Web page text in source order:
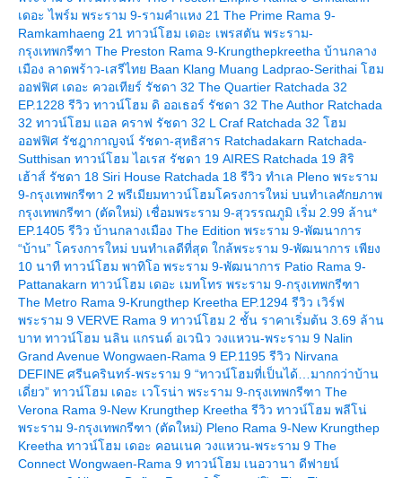
เดอะ ไพร์ม พระราม 9-รามคำแหง 21 The Prime Rama 9-
Ramkamhaeng 21 ทาวน์โฮม เดอะ เพรสตัน พระราม-
กรุงเทพกรีฑา The Preston Rama 9-Krungthepkreetha บ้านกลาง
เมือง ลาดพร้าว-เสรีไทย Baan Klang Muang Ladprao-Serithai ฮม
ออฟฟิศ เดอะ ควอเทียร์ รัชดา 32 The Quartier Ratchada 32
EP.1228 รีวิว ทาวน์โฮม ดิ ออเธอร์ รัชดา 32 The Author Ratchada
32 ทาวน์โฮม แอล คราฟ รัชดา 32 L Craf Ratchada 32 ฮม
ออฟฟิศ รัชฎากาญจน์ รัชดา-สุทธิสาร Ratchadakarn Ratchada-
Sutthisan ทาวน์โฮม ไอเรส รัชดา 19 AIRES Ratchada 19 สิริ
เฮ้าส์ รัชดา 18 Siri House Ratchada 18 รีวิว ทำเล Pleno พระราม
9-กรุงเทพกรีฑา 2 พรีเมียมทาวน์โฮมโครงการใหม่ บนทำเลศักยภาพ
กรุงเทพกรีฑา (ตัดใหม่) เชื่อมพระราม 9-สุวรรณภูมิ เริ่ม 2.99 ล้าน*
EP.1405 รีวิว บ้านกลางเมือง The Edition พระราม 9-พัฒนาการ
“บ้าน” โครงการใหม่ บนทำเลดีที่สุด ใกล้พระราม 9-พัฒนาการ เพียง
10 นาที ทาวน์โฮม พาทิโอ พระราม 9-พัฒนาการ Patio Rama 9-
Pattanakarn ทาวน์โฮม เดอะ เมทโทร พระราม 9-กรุงเทพกรีฑา
The Metro Rama 9-Krungthep Kreetha EP.1294 รีวิว เวิร์ฟ
พระราม 9 VERVE Rama 9 ทาวน์โฮม 2 ชั้น ราคาเริ่มต้น 3.69 ล้าน
บาท ทาวน์โฮม นลิน แกรนด์ อเวนิว วงแหวน-พระราม 9 Nalin
Grand Avenue Wongwaen-Rama 9 EP.1195 รีวิว Nirvana
DEFINE ศรีนครินทร์-พระราม 9 “ทาวน์โฮมที่เป็นได้…มากกว่าบ้าน
เดี่ยว” ทาวน์โฮม เดอะ เวโรน่า พระราม 9-กรุงเทพกรีฑา The
Verona Rama 9-New Krungthep Kreetha รีวิว ทาวน์โฮม พลีโน่
พระราม 9-กรุงเทพกรีฑา (ตัดใหม่) Pleno Rama 9-New Krungthep
Kreetha ทาวน์โฮม เดอะ คอนเนค วงแหวน-พระราม 9 The
Connect Wongwaen-Rama 9 ทาวน์โฮม เนอวานา ดีฟายน์